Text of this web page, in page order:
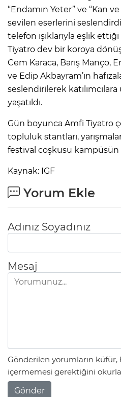
“Endamın Yeter” ve “Kan
sevilen eserlerini
telefon ışıklarıyla eşlik
Tiyatro dev bir koroya
Cem Karaca, Barış Manço,
ve Edip Akbayram’ın
seslendirilerek
yaşatıldı.
Gün boyunca Amfi Tiyatro
topluluk stantları,
festival coşkusu kampüsün
Kaynak: IGF
Yorum Ekle
Adınız Soyadınız
Mesaj
Gönderilen yorumların küfür,
içermemesi gerektiğini
Gönder